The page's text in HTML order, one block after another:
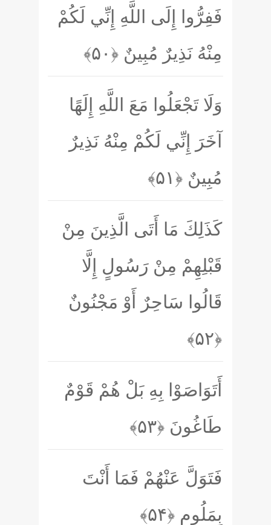
فَفِرُّوا إِلَى اللَّهِ إِنِّي لَكُمْ
مِنْهُ نَذِيرٌ مُبِينٌ ﴿۵۰﴾
وَلَا تَجْعَلُوا مَعَ اللَّهِ إِلَهًا
آخَرَ إِنِّي لَكُمْ مِنْهُ نَذِيرٌ
مُبِينٌ ﴿۵۱﴾
كَذَلِكَ مَا أَتَى الَّذِينَ مِنْ
قَبْلِهِمْ مِنْ رَسُولٍ إِلَّا
قَالُوا سَاحِرٌ أَوْ مَجْنُونٌ
﴿۵۲﴾
أَتَوَاصَوْا بِهِ بَلْ هُمْ قَوْمٌ
طَاغُونَ ﴿۵۳﴾
فَتَوَلَّ عَنْهُمْ فَمَا أَنْتَ
بِمَلُومٍ ﴿۵۴﴾